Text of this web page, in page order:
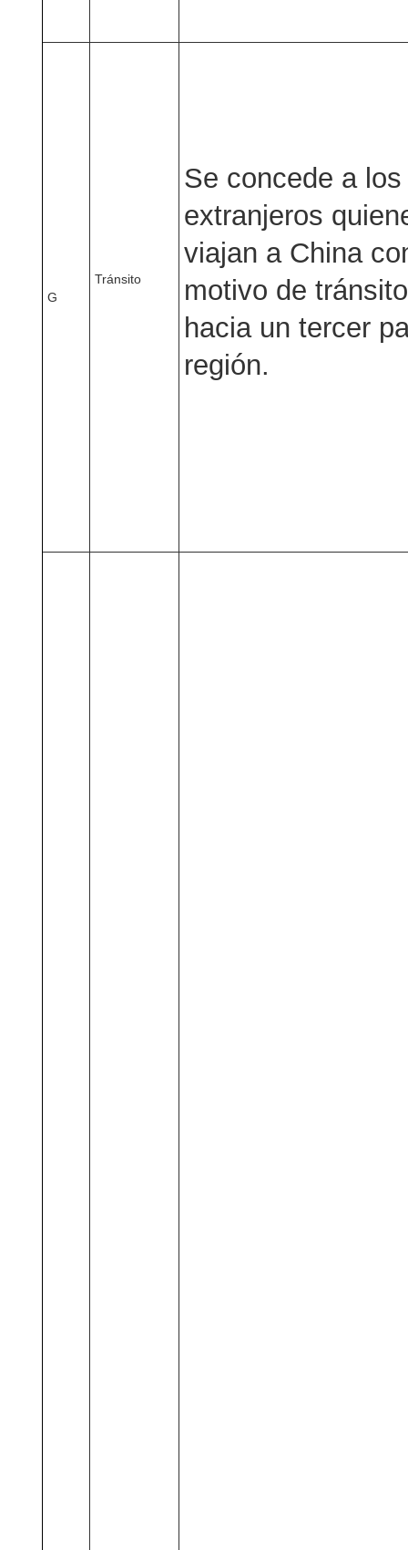
G
Tránsito
Se concede a los
extranjeros
viajan a China
motivo de tránsito
hacia un tercer
región.